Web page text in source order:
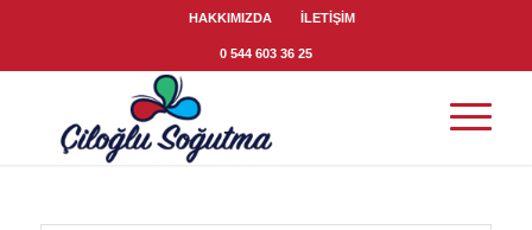
HAKKIMIZDA İLETİŞİM
0 544 603 36 25